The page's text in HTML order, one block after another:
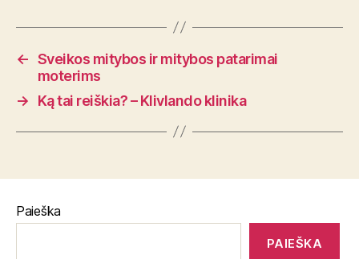
← Sveikos mitybos ir mitybos patarimai
moterims
→
Ką tai reiškia? – Klivlando klinika
Paieška
PAIEŠKA